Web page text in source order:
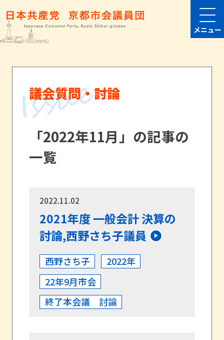
メニュー
議会質問・討論
「2022年11月」の記事の
一覧
2022.11.02
2021年度 一般会計 決算の
討論,西野さち子議員
西野さち子
2022年
22年9月市会
終了本会議 討論